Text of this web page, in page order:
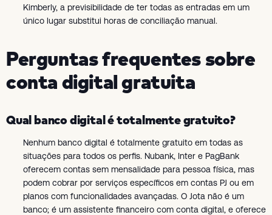
Kimberly, a previsibilidade de ter todas as entradas em um
único lugar substitui horas de conciliação manual.
Perguntas frequentes sobre
conta digital gratuita
Qual banco digital é totalmente gratuito?
Nenhum banco digital é totalmente gratuito em todas as
situações para todos os perfis. Nubank, Inter e PagBank
oferecem contas sem mensalidade para pessoa física, mas
podem cobrar por serviços específicos em contas PJ ou em
planos com funcionalidades avançadas. O Jota não é um
banco; é um assistente financeiro com conta digital, e oferece